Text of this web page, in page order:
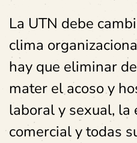
La UTN debe
clima
hay que eliminar
mater el acoso y
laboral y sexual,
comercial y todas